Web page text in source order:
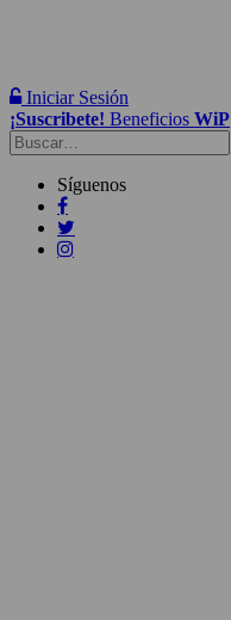
Iniciar Sesión
¡Suscribete! Beneficios WiP
Buscar:
Síguenos